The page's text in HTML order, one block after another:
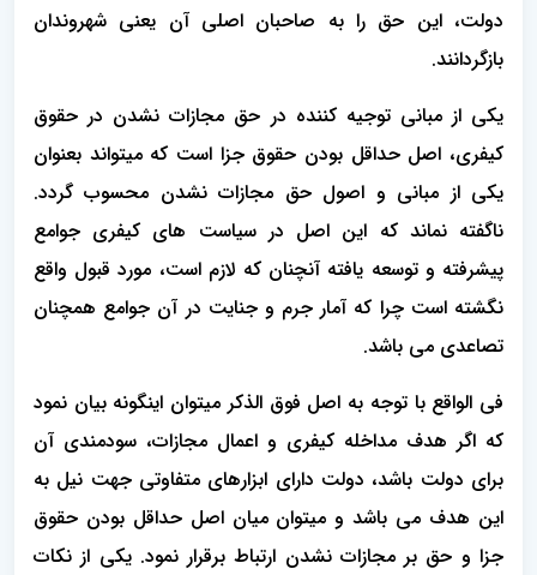
دولت، این حق را به صاحبان اصلی آن یعنی شهروندان
بازگردانند.
یکی از مبانی توجیه کننده در حق مجازات نشدن در حقوق
کیفری، اصل حداقل بودن حقوق جزا است که میتواند بعنوان
یکی از مبانی و اصول حق مجازات نشدن محسوب گردد.
ناگفته نماند که این اصل در سیاست های کیفری جوامع
پیشرفته و توسعه یافته آنچنان که لازم است، مورد قبول واقع
نگشته است چرا که آمار جرم و جنایت در آن جوامع همچنان
تصاعدی می باشد.
فی الواقع با توجه به اصل فوق الذکر میتوان اینگونه بیان نمود
که اگر هدف مداخله کیفری و اعمال مجازات، سودمندی آن
برای دولت باشد، دولت دارای ابزارهای متفاوتی جهت نیل به
این هدف می باشد و میتوان میان اصل حداقل بودن حقوق
جزا و حق بر مجازات نشدن ارتباط برقرار نمود. یکی از نکات